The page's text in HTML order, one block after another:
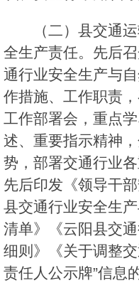
（二）县交通
全生产责任。先后
通行业安全生产与
作措施、工作职责
工作部署会，重点
述、重要指示精神
势，部署交通行业
先后印发《领导干
县交通行业安全生
清单》《云阳县交
细则》《关于调整
责任人公示牌”信息